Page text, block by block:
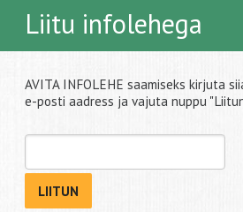
Liitu infolehega
AVITA INFOLEHE saamiseks kirjuta
e-posti aadress ja vajuta nuppu
LIITUN